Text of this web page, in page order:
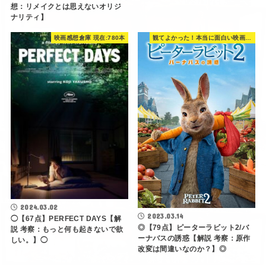
想：リメイクとは思えないオリジ
ナリティ】
映画感想倉庫 現在:780本
2024.03.02
◯【67点】PERFECT DAYS【解
説 考察：もっと何も起きないで欲
しい。】◯
2023.03.14
◎【79点】ピーターラビット2/バ
ーナバスの誘惑【解説 考察：原作
改変は間違いなのか？】◎